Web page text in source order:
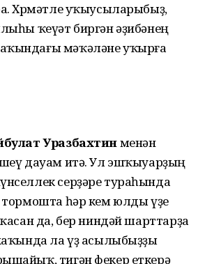
Хөрмәтле уҡыусыларыбыҙ,
ҡеүәт биргән әҙибәнең
мәҡәләне уҡырға
Уразбахтинменән
дауам итә. Ул эшҡыуарҙың
серҙәре тураһында
һәр кем юлды үҙе
да, бер ниндәй шарттарҙа
ла үҙ асылыбыҙҙы
тигән фекер еткерә